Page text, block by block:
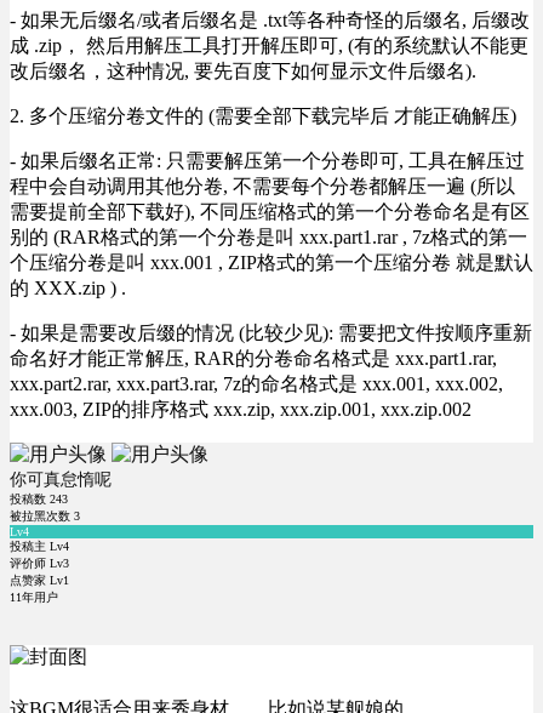
- 如果无后缀名/或者后缀名是 .txt等各种奇怪的后缀名, 后缀改
成 .zip， 然后用解压工具打开解压即可, (有的系统默认不能更
改后缀名，这种情况, 要先百度下如何显示文件后缀名).
2. 多个压缩分卷文件的 (需要全部下载完毕后 才能正确解压)
- 如果后缀名正常: 只需要解压第一个分卷即可, 工具在解压过
程中会自动调用其他分卷, 不需要每个分卷都解压一遍 (所以
需要提前全部下载好), 不同压缩格式的第一个分卷命名是有区
别的 (RAR格式的第一个分卷是叫 xxx.part1.rar , 7z格式的第一
个压缩分卷是叫 xxx.001 , ZIP格式的第一个压缩分卷 就是默认
的 XXX.zip ) .
- 如果是需要改后缀的情况 (比较少见): 需要把文件按顺序重新
命名好才能正常解压, RAR的分卷命名格式是 xxx.part1.rar,
xxx.part2.rar, xxx.part3.rar, 7z的命名格式是 xxx.001, xxx.002,
xxx.003, ZIP的排序格式 xxx.zip, xxx.zip.001, xxx.zip.002
你可真怠惰呢
投稿数 243
被拉黑次数 3
Lv4
投稿主 Lv4
评价师 Lv3
点赞家 Lv1
11年用户
这BGM很适合用来秀身材。。比如说某舰娘的